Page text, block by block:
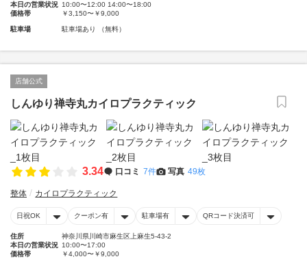
本日の営業状況 10:00〜12:00 14:00〜18:00
価格帯
￥3,150〜￥9,000
駐車場 駐車場あり （無料）
店舗公式
しんゆり禅寺丸カイロプラクティック
3.34 口コミ 7件 写真 49枚
整体 カイロプラクティック
日祝OK クーポン有 駐車場有 QRコード決済可
住所
神奈川県川崎市麻生区上麻生5-43-2
本日の営業状況 10:00〜17:00
価格帯
￥4,000〜￥9,000